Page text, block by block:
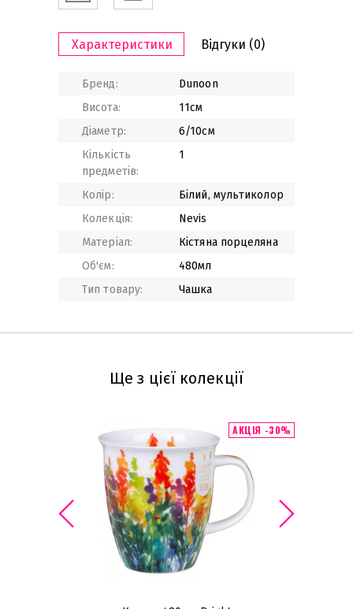
Характеристики Відгуки (0)
Бренд:
Dunoon
Висота:
11см
Діаметр:
6/10см
Кількість
предметів:
1
Колір:
Білий, мультиколор
Колекція:
Nevis
Матеріал:
Кістяна порцеляна
Об'єм:
480мл
Тип товару:
Чашка
Ще з цієї колекції
АКЦІЯ -30%